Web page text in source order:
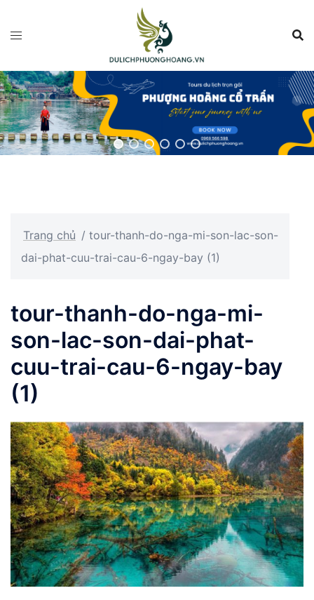
đến
dung
Trang chủ / tour-thanh-do-nga-mi-son-lac-son-
dai-phat-cuu-trai-cau-6-ngay-bay (1)
tour-thanh-do-nga-mi-
son-lac-son-dai-phat-
cuu-trai-cau-6-ngay-bay
(1)